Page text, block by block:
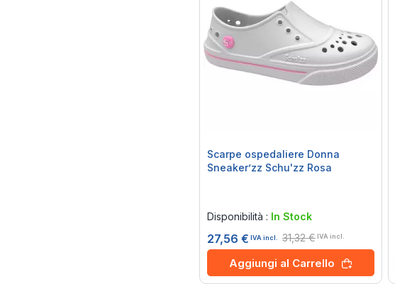
Scarpe ospedaliere Donna
Sneaker’zz Schu'zz Rosa
Disponibilità : In Stock
27,56 € IVA incl. 31,32 € IVA incl.
Aggiungi al Carrello